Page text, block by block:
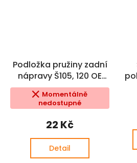
Podložka pružiny zadní
nápravy Š105, 120 OE
(110392800 )
Momentálně
nedostupné
22 Kč
Detail